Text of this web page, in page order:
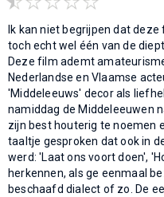
Ik kan niet begrijpen dat
toch echt wel één van de
Deze film ademt
Nederlandse en Vlaamse
'Middeleeuws' decor als
namiddag de Middeleeuwen
zijn best houterig te noemen
taaltje gesproken dat ook in
werd: 'Laat ons voort doen',
herkennen, als ge eenmaal
beschaafd dialect of zo. De